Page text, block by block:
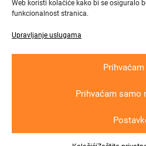
Web koristi kolačiće kako bi se osiguralo
funkcionalnost stranica.
Upravljanje uslugama
Prihvaćam samo
Brza i
Pratite paket
za regionalni razvoj u sklopu Operativnog